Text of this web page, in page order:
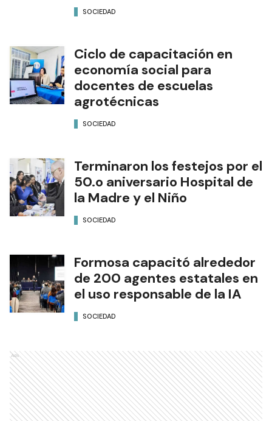
SOCIEDAD
Ciclo de capacitación en
economía social para
docentes de escuelas
agrotécnicas
SOCIEDAD
Terminaron los festejos por el
50.o aniversario Hospital de
la Madre y el Niño
SOCIEDAD
Formosa capacitó alrededor
de 200 agentes estatales en
el uso responsable de la IA
SOCIEDAD
Ads